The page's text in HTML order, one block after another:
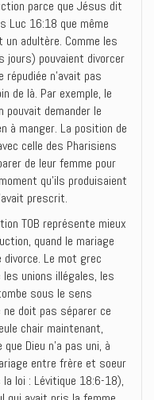
parce que Jésus dit
Luc 16:18 que même
un adultère. Comme les
jours) pouvaient divorcer
répudiée n’avait pas
de là. Par exemple, le
pouvait demander le
à manger. La position de
celle des Pharisiens
de leur femme pour
qu’ils produisaient
prescrit.
TOB représente mieux
quand le mariage
Le mot grec
unions illégales, les
sous le sens
ne doit pas séparer ce
chair maintenant,
Dieu n’a pas uni, à
entre frère et soeur
loi : Lévitique 18:6-18),